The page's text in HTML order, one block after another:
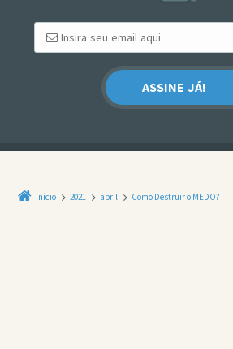
Início 2021 abril Como Destruir o MEDO?